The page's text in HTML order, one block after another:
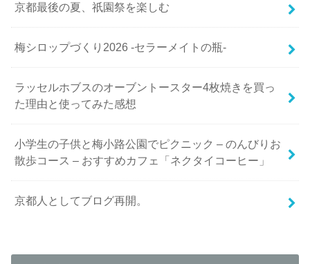
京都最後の夏、祇園祭を楽しむ
梅シロップづくり2026 -セラーメイトの瓶-
ラッセルホブスのオーブントースター4枚焼きを買っ
た理由と使ってみた感想
小学生の子供と梅小路公園でピクニック – のんびりお
散歩コース – おすすめカフェ「ネクタイコーヒー」
京都人としてブログ再開。